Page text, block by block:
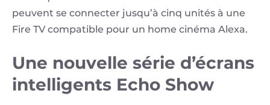
peuvent se connecter jusqu’à cinq unités à une
Fire TV compatible pour un home cinéma Alexa.
Une nouvelle série d’écrans
intelligents Echo Show